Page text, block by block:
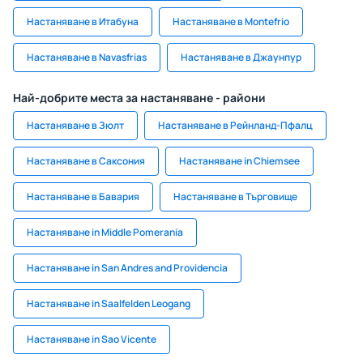
Настаняване в Итабуна Настаняване в Montefrio
Настаняване в Navasfrias Настаняване в Джаунпур
Най-добрите места за настаняване - райони
Настаняване в Зюлт Настаняване в Рейнланд-Пфалц
Настаняване в Саксония Настаняване in Chiemsee
Настаняване в Бавария Настаняване в Търговище
Настаняване in Middle Pomerania
Настаняване in San Andres and Providencia
Настаняване in Saalfelden Leogang
Настаняване in Sao Vicente